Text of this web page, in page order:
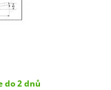
do 2 dnů